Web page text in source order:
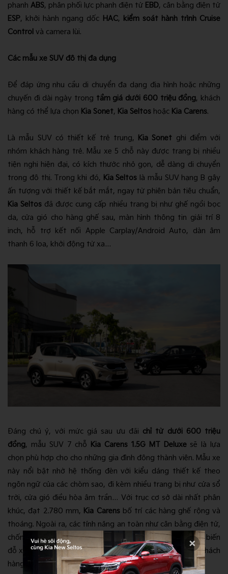
phanh ABS, phân phối lực phanh điện tử EBD, cân bằng điện tử
ESP, khởi hành ngang dốc HAC, kiểm soát hành trình Cruise
Control và camera lùi.
Các mẫu xe SUV đô thị đa dụng
Để đáp ứng nhu cầu di chuyển đa dạng địa hình hoặc những
chuyến đi dài ngày trong tầm giá dưới 600 triệu đồng, khách
hàng có thể lựa chọn Kia Sonet, Kia Seltos hoặc Kia Carens.
Là mẫu SUV có thiết kế trẻ trung, Kia Sonet ghi điểm với
nhóm khách hàng trẻ. Mẫu xe 5 chỗ này được trang bị nhiều
tiện nghi hiện đại, có kích thước nhỏ gọn, dễ dàng di chuyển
trong đô thị. Trong khi đó, Kia Seltos là mẫu SUV hạng B gây
ấn tượng với thiết kế bắt mắt, ngay từ phiên bản tiêu chuẩn,
Kia Seltos đã được cung cấp nhiều trang bị như ghế ngồi bọc
da, cửa gió cho hàng ghế sau, màn hình thông tin giải trí 8
inch, hỗ trợ kết nối Apple Carplay/Android Auto, dàn âm
thanh 6 loa, khởi động từ xa…
Đáng chú ý, với mức giá sau ưu đãi chỉ từ dưới 600 triệu
đồng, mẫu SUV 7 chỗ Kia Carens 1.5G MT Deluxesẽ là lựa
chọn phù hợp cho cho những gia đình đông thành viên. Mẫu xe
này nổi bật nhờ hệ thống đèn với kiểu dáng thiết kế theo
ngôn ngữ của các chòm sao, đi kèm nhiều trang bị như cửa sổ
trời, cửa gió điều hòa âm trần… Với trục cơ sở dài nhất phân
khúc, đạt 2.780 mm, Kia Carensbố trí các hàng ghế rộng và
thoáng. Ngoài ra, các tính năng an toàn như cân bằng điện tử,
chống bó cứng phanh, hỗ trợ khởi hành ngang dốc, cảm biến
đỗ xe… cũng được trang bị nhằm đảm bảo an toàn cho khách
hàng trong suốt quá trình di chuyển.